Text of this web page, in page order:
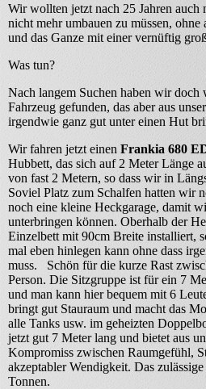
Wir wollten jetzt nach 25 Jahren auch
nicht mehr umbauen zu müssen,
und das Ganze mit einer vernüftig
Was tun?
Nach langem Suchen haben wir
Fahrzeug gefunden, das aber aus
irgendwie ganz gut unter einen Hut
Wir fahren jetzt einen Frankia 680
Hubbett, das sich auf 2 Meter Länge
von fast 2 Metern, so dass wir in
Soviel Platz zum Schalfen hatten wir
noch eine kleine Heckgarage, damit
unterbringen können. Oberhalb der
Einzelbett mit 90cm Breite installiert,
mal eben hinlegen kann ohne dass
muss. Schön für die kurze Rast
Person. Die Sitzgruppe ist für ein 7
und man kann hier bequem mit 6
bringt gut Stauraum und macht das
alle Tanks usw. im geheizten
jetzt gut 7 Meter lang und bietet aus
Kompromiss zwischen Raumgefühl,
akzeptabler Wendigkeit. Das
Tonnen.